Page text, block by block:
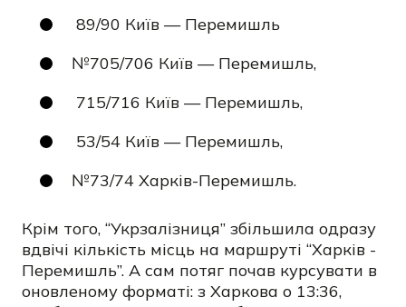
89/90 Київ — Перемишль
№705/706 Київ — Перемишль,
715/716 Київ — Перемишль,
53/54 Київ — Перемишль,
№73/74 Харків-Перемишль.
Крім того, “Укрзалізниця” збільшила одразу
вдвічі кількість місць на маршруті “Харків -
Перемишль”. А сам потяг почав курсувати в
оновленому форматі: з Харкова о 13:36,